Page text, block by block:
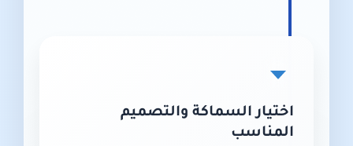
اختيار السماكة والتصميم
المناسب